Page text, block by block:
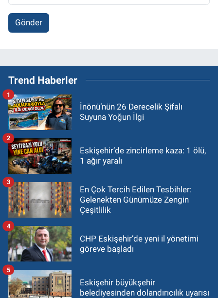
Gönder
Trend Haberler
İnönü’nün 26 Derecelik Şifalı
Suyuna Yoğun İlgi
1
Eskişehir’de zincirleme kaza: 1 ölü,
1 ağır yaralı
2
En Çok Tercih Edilen Tesbihler:
Gelenekten Günümüze Zengin
Çeşitlilik
3
CHP Eskişehir’de yeni il yönetimi
göreve başladı
4
Eskişehir büyükşehir
belediyesinden dolandırıcılık uyarısı
5